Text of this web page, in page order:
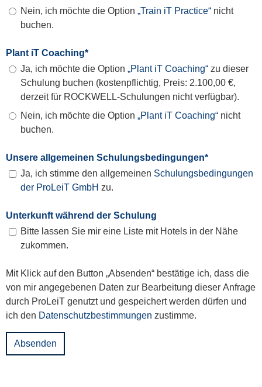
Nein, ich möchte die Option „Train iT Practice“ nicht
buchen.
Plant iT Coaching*
Ja, ich möchte die Option „Plant iT Coaching“ zu dieser
Schulung buchen (kostenpflichtig, Preis: 2.100,00 €,
derzeit für ROCKWELL-Schulungen nicht verfügbar).
Nein, ich möchte die Option „Plant iT Coaching“ nicht
buchen.
Unsere allgemeinen Schulungsbedingungen*
Ja, ich stimme den allgemeinen Schulungsbedingungen
der ProLeiT GmbH zu.
Unterkunft während der Schulung
Bitte lassen Sie mir eine Liste mit Hotels in der Nähe
zukommen.
Mit Klick auf den Button „Absenden“ bestätige ich, dass die
von mir angegebenen Daten zur Bearbeitung dieser Anfrage
durch ProLeiT genutzt und gespeichert werden dürfen und
ich den Datenschutzbestimmungen zustimme.